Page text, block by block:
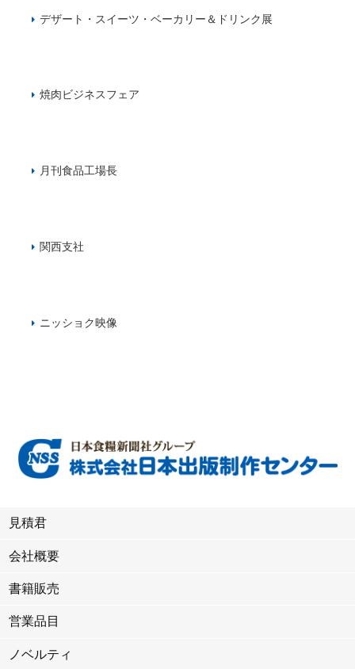
デザート・スイーツ・ベーカリー＆ドリンク展
焼肉ビジネスフェア
月刊食品工場長
関西支社
ニッショク映像
見積君
会社概要
書籍販売
営業品目
ノベルティ